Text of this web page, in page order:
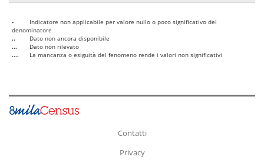
-
Indicatore non applicabile per valore nullo o poco significativo del
denominatore
..
Dato non ancora disponibile
...
Dato non rilevato
....
La mancanza o esiguità del fenomeno rende i valori non significativi
Contatti
Privacy